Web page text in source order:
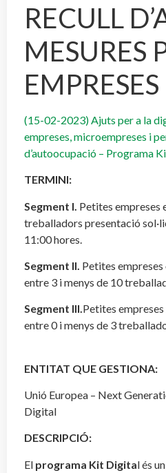
RECULL
MESURES
EMPRESES
(15-02-2023) Ajuts per a la
empreses, microempreses i
d’autoocupació – Programa
TERMINI:
Segment I. Petites empreses
treballadors presentació
11:00 hores.
Segment II. Petites
entre 3 i menys de 10
Segment III.Petites
entre 0 i menys de 3
ENTITAT QUE GESTIONA:
Unió Europea – Next
Digital
DESCRIPCIÓ:
El programa Kit Digital és